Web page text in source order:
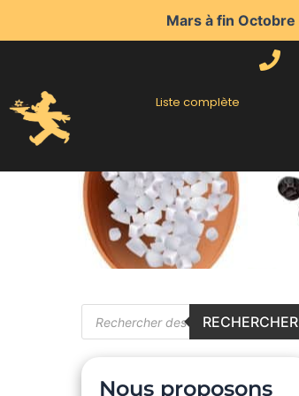
Mars à fin Octobre
Liste complète
RECHERCHER
Nous proposons